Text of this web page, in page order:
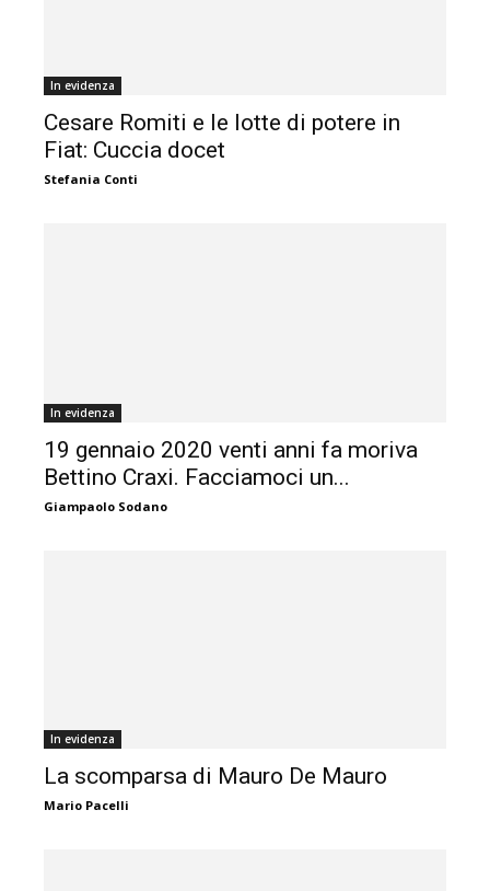
In evidenza
Cesare Romiti e le lotte di potere in
Fiat: Cuccia docet
Stefania Conti
In evidenza
19 gennaio 2020 venti anni fa moriva
Bettino Craxi. Facciamoci un...
Giampaolo Sodano
In evidenza
La scomparsa di Mauro De Mauro
Mario Pacelli